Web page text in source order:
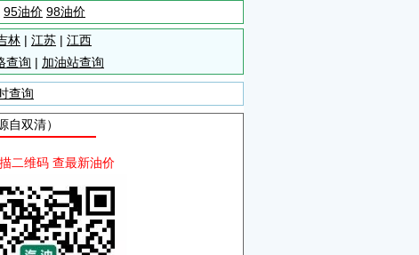
95油价 98油价
林 | 江苏 | 江西
查询 | 加油站查询
查询
双清）
二维码 查最新油价